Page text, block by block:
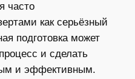
часто
как серьёзный
подготовка может
и сделать
и эффективным.